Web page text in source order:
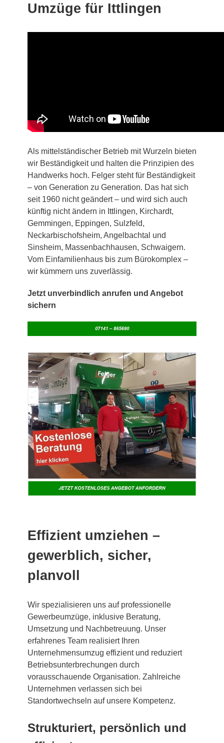
Umzüge für Ittlingen
Als mittelständischer Betrieb mit Wurzeln bieten
wir Beständigkeit und halten die Prinzipien des
Handwerks hoch. Felger steht für Beständigkeit
– von Generation zu Generation. Das hat sich
seit 1960 nicht geändert – und wird sich auch
künftig nicht ändern in Ittlingen, Kirchardt,
Gemmingen, Eppingen, Sulzfeld,
Neckarbischofsheim, Angelbachtal und
Sinsheim, Massenbachhausen, Schwaigern.
Vom Einfamilienhaus bis zum Bürokomplex –
wir kümmern uns zuverlässig.
Jetzt unverbindlich anrufen und Angebot
sichern
Effizient umziehen –
gewerblich, sicher,
planvoll
Wir spezialisieren uns auf professionelle
Gewerbeumzüge, inklusive Beratung,
Umsetzung und Nachbetreuung. Unser
erfahrenes Team realisiert Ihren
Unternehmensumzug effizient und reduziert
Betriebsunterbrechungen durch
vorausschauende Organisation. Zahlreiche
Unternehmen verlassen sich bei
Standortwechseln auf unsere Kompetenz.
Strukturiert, persönlich und